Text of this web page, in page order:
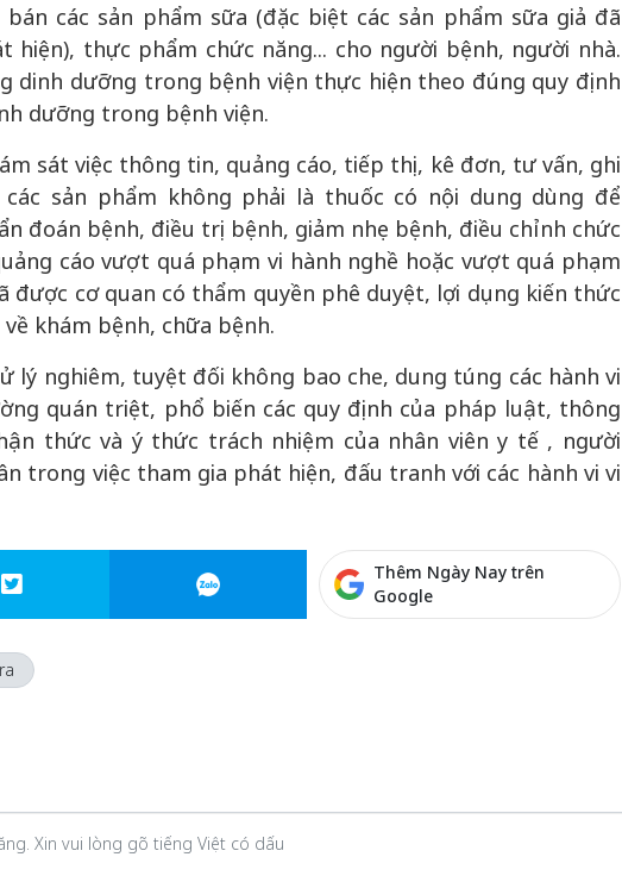
các sản phẩm sữa (đặc biệt các sản phẩm sữa giả đã
hiện), thực phẩm chức năng... cho người bệnh, người nhà.
dinh dưỡng trong bệnh viện thực hiện theo đúng quy định
dưỡng trong bệnh viện.
sát việc thông tin, quảng cáo, tiếp thị, kê đơn, tư vấn, ghi
sản phẩm không phải là thuốc có nội dung dùng để
đoán bệnh, điều trị bệnh, giảm nhẹ bệnh, điều chỉnh chức
cáo vượt quá phạm vi hành nghề hoặc vượt quá phạm
được cơ quan có thẩm quyền phê duyệt, lợi dụng kiến thức
khám bệnh, chữa bệnh.
lý nghiêm, tuyệt đối không bao che, dung túng các hành vi
quán triệt, phổ biến các quy định của pháp luật, thông
thức và ý thức trách nhiệm của nhân viên y tế , người
trong việc tham gia phát hiện, đấu tranh với các hành vi vi
Thêm Ngày Nay trên
Google